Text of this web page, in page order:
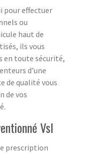
pour effectuer
ou
haut de
ils vous
en toute sécurité,
d’une
de qualité vous
de vos
Vsl
prescription